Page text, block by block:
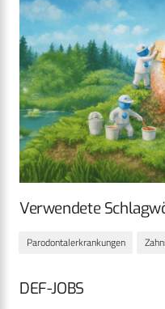
Verwendete
Parodontalerkrankungen
DEF-JOBS